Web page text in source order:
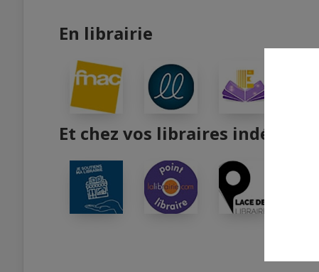
En librairie
Et chez vos libraires